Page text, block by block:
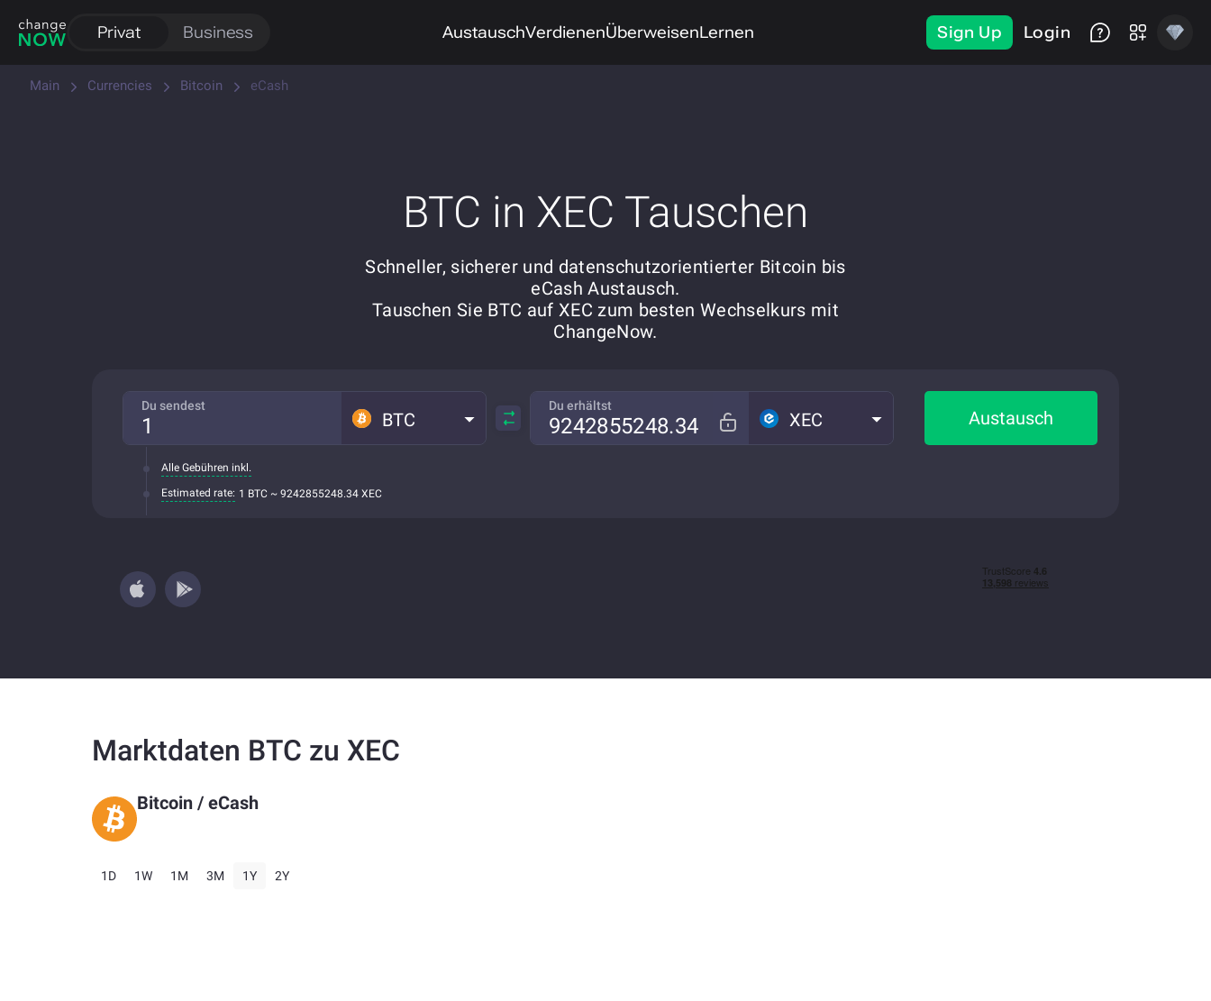
Privat Business AustauschVerdienenÜberweisenLernen Sign Up Login
Main Currencies Bitcoin eCash
BTC in XEC Tauschen
Schneller, sicherer und datenschutzorientierter Bitcoin bis
eCash Austausch.
Tauschen Sie BTC auf XEC zum besten Wechselkurs mit
ChangeNow.
Du sendest
BTC
Alle Gebühren inkl.
Estimated rate: 1 BTC ~ 9242855248.34 XEC
Du erhältst
XEC Austausch
Marktdaten BTC zu XEC
Bitcoin / eCash
1D 1W 1M 3M 1Y 2Y